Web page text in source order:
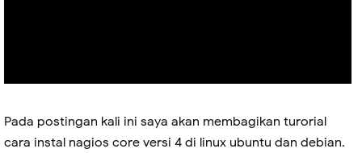
Pada postingan kali ini saya akan membagikan turorial
cara instal nagios core versi 4 di linux ubuntu dan debian.